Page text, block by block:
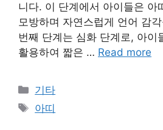
니다. 이 단계에서 아이들은 아
모방하며 자연스럽게 언어 감
번째 단계는 심화 단계로, 아이
활용하여 짧은 … Read more
Categories
기타
Tags
아띠